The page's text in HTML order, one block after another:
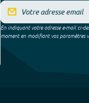
En indiquant votre adresse e-mail ci-
moment en modifiant vos paramètres